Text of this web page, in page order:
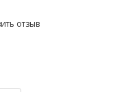
отзыв